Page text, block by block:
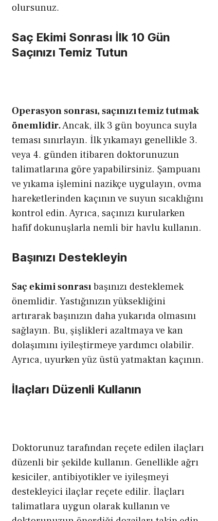
olursunuz.
Saç Ekimi Sonrası İlk 10 Gün
Saçınızı Temiz Tutun
Operasyon sonrası, saçınızı temiz tutmak
önemlidir.Ancak, ilk 3 gün boyunca suyla
teması sınırlayın. İlk yıkamayı genellikle 3.
veya 4. günden itibaren doktorunuzun
talimatlarına göre yapabilirsiniz. Şampuanı
ve yıkama işlemini nazikçe uygulayın, ovma
hareketlerinden kaçının ve suyun sıcaklığını
kontrol edin. Ayrıca, saçınızı kurularken
hafif dokunuşlarla nemli bir havlu kullanın.
Başınızı Destekleyin
Saç ekimi sonrasıbaşınızı desteklemek
önemlidir. Yastığınızın yüksekliğini
artırarak başınızın daha yukarıda olmasını
sağlayın. Bu, şişlikleri azaltmaya ve kan
dolaşımını iyileştirmeye yardımcı olabilir.
Ayrıca, uyurken yüz üstü yatmaktan kaçının.
İlaçları Düzenli Kullanın
Doktorunuz tarafından reçete edilen ilaçları
düzenli bir şekilde kullanın. Genellikle ağrı
kesiciler, antibiyotikler ve iyileşmeyi
destekleyici ilaçlar reçete edilir. İlaçları
talimatlara uygun olarak kullanın ve